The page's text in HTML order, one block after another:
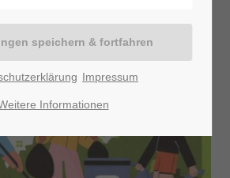
Impressum
Informationen